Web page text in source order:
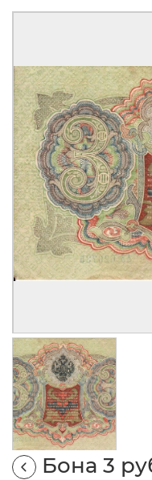
Бона 3